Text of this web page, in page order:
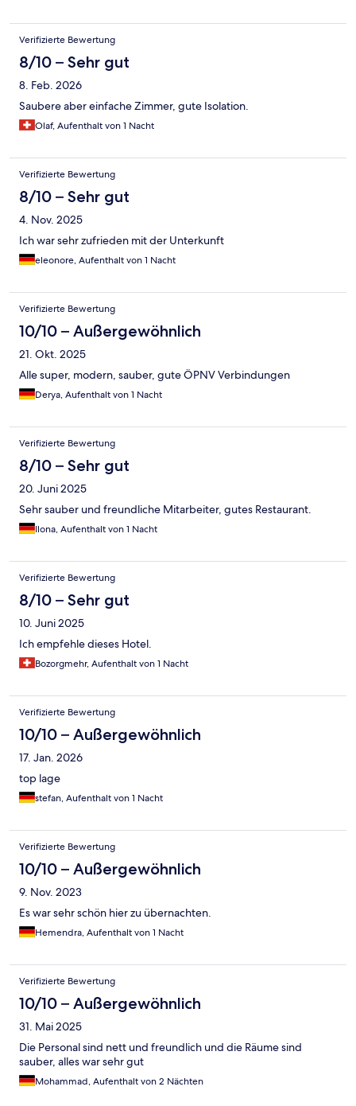
Verifizierte Bewertung
8/10 – Sehr gut
8. Feb. 2026
Saubere aber einfache Zimmer, gute Isolation.
Olaf, Aufenthalt von 1 Nacht
Verifizierte Bewertung
8/10 – Sehr gut
4. Nov. 2025
Ich war sehr zufrieden mit der Unterkunft
eleonore, Aufenthalt von 1 Nacht
Verifizierte Bewertung
10/10 – Außergewöhnlich
21. Okt. 2025
Alle super, modern, sauber, gute ÖPNV Verbindungen
Derya, Aufenthalt von 1 Nacht
Verifizierte Bewertung
8/10 – Sehr gut
20. Juni 2025
Sehr sauber und freundliche Mitarbeiter, gutes Restaurant.
Ilona, Aufenthalt von 1 Nacht
Verifizierte Bewertung
8/10 – Sehr gut
10. Juni 2025
Ich empfehle dieses Hotel.
Bozorgmehr, Aufenthalt von 1 Nacht
Verifizierte Bewertung
10/10 – Außergewöhnlich
17. Jan. 2026
top lage
stefan, Aufenthalt von 1 Nacht
Verifizierte Bewertung
10/10 – Außergewöhnlich
9. Nov. 2023
Es war sehr schön hier zu übernachten.
Hemendra, Aufenthalt von 1 Nacht
Verifizierte Bewertung
10/10 – Außergewöhnlich
31. Mai 2025
Die Personal sind nett und freundlich und die Räume sind
sauber, alles war sehr gut
Mohammad, Aufenthalt von 2 Nächten